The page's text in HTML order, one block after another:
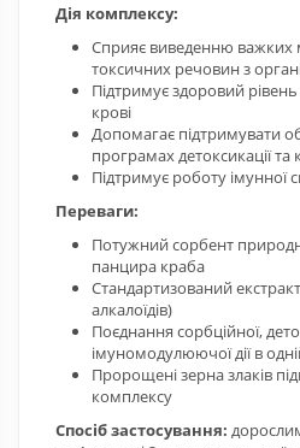
Дія комплексу:
Сприяє виведенню важких
токсичних речовин з
Підтримує здоровий рівень
крові
Допомагає підтримувати
програмах детоксикації
Підтримує роботу імунної
Переваги:
Потужний сорбент
панцира краба
Стандартизований
алкалоїдів)
Поєднання сорбційної,
імуномодулюючої дії в
Пророщені зерна злаків
комплексу
Спосіб застосування: